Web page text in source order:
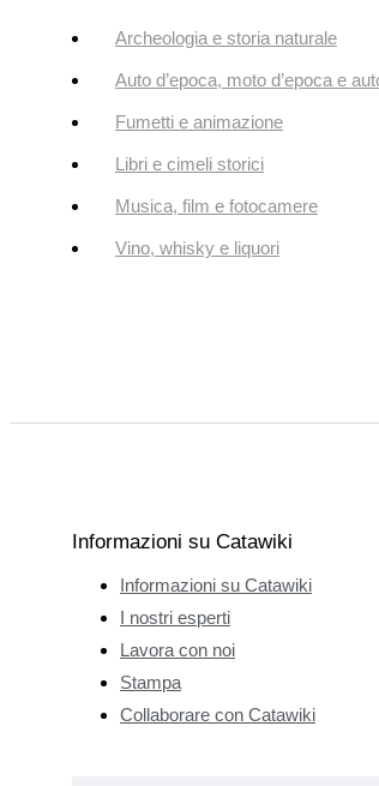
Archeologia e storia naturale
Auto d’epoca, moto d’epoca e
Fumetti e animazione
Libri e cimeli storici
Musica, film e fotocamere
Vino, whisky e liquori
Informazioni su Catawiki
Informazioni su Catawiki
I nostri esperti
Lavora con noi
Stampa
Collaborare con Catawiki